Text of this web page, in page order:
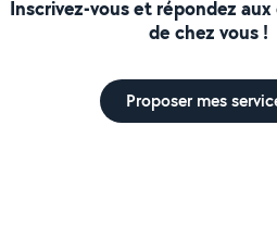
Inscrivez-vous et répondez
de chez vous !
Proposer mes